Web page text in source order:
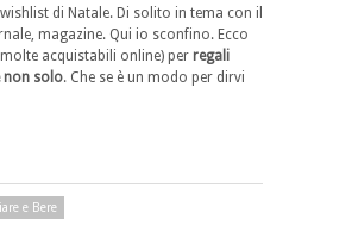
di Natale. Di solito in tema con il
magazine. Qui io sconfino. Ecco
acquistabili online) per regali
non solo. Che se è un modo per dirvi
e Bere